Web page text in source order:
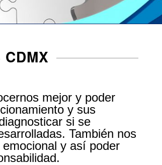
mejor y poder
y sus
si se
También nos
y así poder